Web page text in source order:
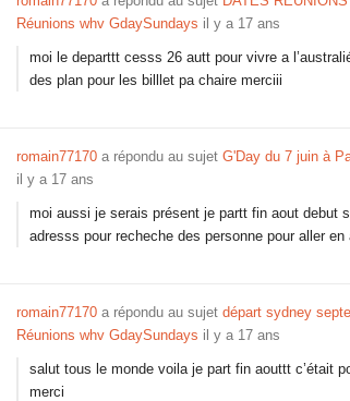
Réunions whv GdaySundays il y a 17 ans
moi le departtt cesss 26 autt pour vivre a
des plan pour les billlet pa chaire merciii
romain77170 a répondu au sujet G'Day du 7 juin à
il y a 17 ans
moi aussi je serais présent je partt fin aout debut
adresss pour recheche des personne pour aller
romain77170 a répondu au sujet départ sydney
Réunions whv GdaySundays il y a 17 ans
salut tous le monde voila je part fin aouttt c’était
merci